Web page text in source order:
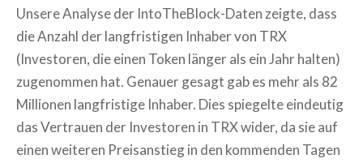
Unsere Analyse der IntoTheBlock-Daten zeigte, dass
die Anzahl der langfristigen Inhaber von TRX
(Investoren, die einen Token länger als ein Jahr halten)
zugenommen hat. Genauer gesagt gab es mehr als 82
Millionen langfristige Inhaber. Dies spiegelte eindeutig
das Vertrauen der Investoren in TRX wider, da sie auf
einen weiteren Preisanstieg in den kommenden Tagen